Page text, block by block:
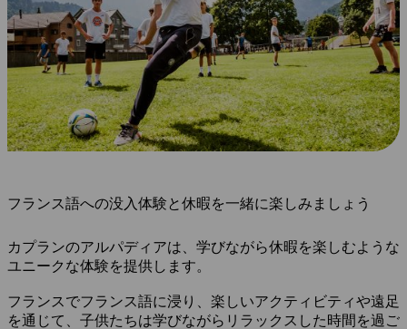
フランス語への没入体験と休暇を一緒に楽しみましょう
カプランのアルパディアは、学びながら休暇を楽しむような
ユニークな体験を提供します。
フランスでフランス語に浸り、楽しいアクティビティや遠足
を通じて、子供たちは学びながらリラックスした時間を過ご